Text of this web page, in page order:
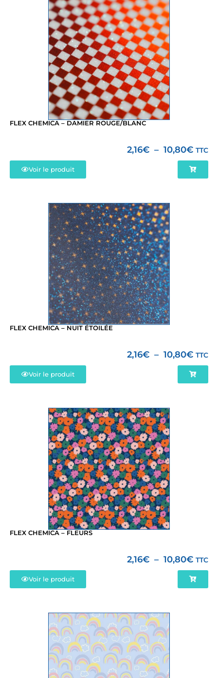
FLEX CHEMICA – DAMIER ROUGE/BLANC
2,16€ – 10,80€ TTC
Voir le produit
FLEX CHEMICA – NUIT ÉTOILÉE
2,16€ – 10,80€ TTC
Voir le produit
FLEX CHEMICA – FLEURS
2,16€ – 10,80€ TTC
Voir le produit